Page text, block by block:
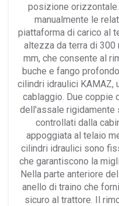
posizione
manualmente le
piattaforma di carico al
altezza da terra di 300
mm, che consente al
buche e fango
cilindri idraulici KAMAZ,
cablaggio. Due coppie
dell'assale rigidamente
controllati dalla
appoggiata al telaio
cilindri idraulici sono
che garantiscono la
Nella parte anteriore
anello di traino che
sicuro al trattore. Il